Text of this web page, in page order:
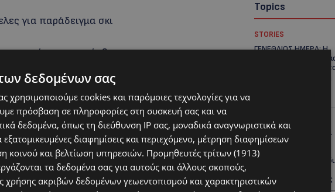
για παράδειγμα σκι
φτιάχνεις χιονάνθρωπο
Topics
STORIES
ΓΕΝΕΘΛΙΟΣ ΗΜΕΡΑ: Η
ηλικία είναι μόνο
αριθμός – Οι
ΚΑΤΑΓΓΕΛΙΑ: Για άνδρα
που φέρεται να
παρενοχλούσε
γυναίκες στο Δασούδι
αστυνομικές έρευνες
δεδομένων σας
χρησιμοποιούμε cookies και παρόμοιες τεχνολογίες για να
πρόσβαση σε πληροφορίες στη συσκευή σας και να
δεδομένα, όπως τη διεύθυνση IP σας, μοναδικά αναγνωριστικά και
διαφημίσεις και περιεχόμενο, μέτρηση διαφημίσεων
κοινού και βελτίωση υπηρεσιών. Προμηθευτές τρίτων (1913)
τα δεδομένα σας για αυτούς και άλλους σκοπούς,
χρήσης ακριβών δεδομένων γεωεντοπισμού και χαρακτηριστικών